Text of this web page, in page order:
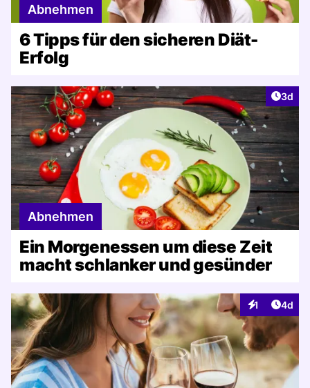
Abnehmen
6 Tipps für den sicheren Diät-
Erfolg
3d
Abnehmen
Ein Morgenessen um diese Zeit
macht schlanker und gesünder
1
Interaktionen
4d